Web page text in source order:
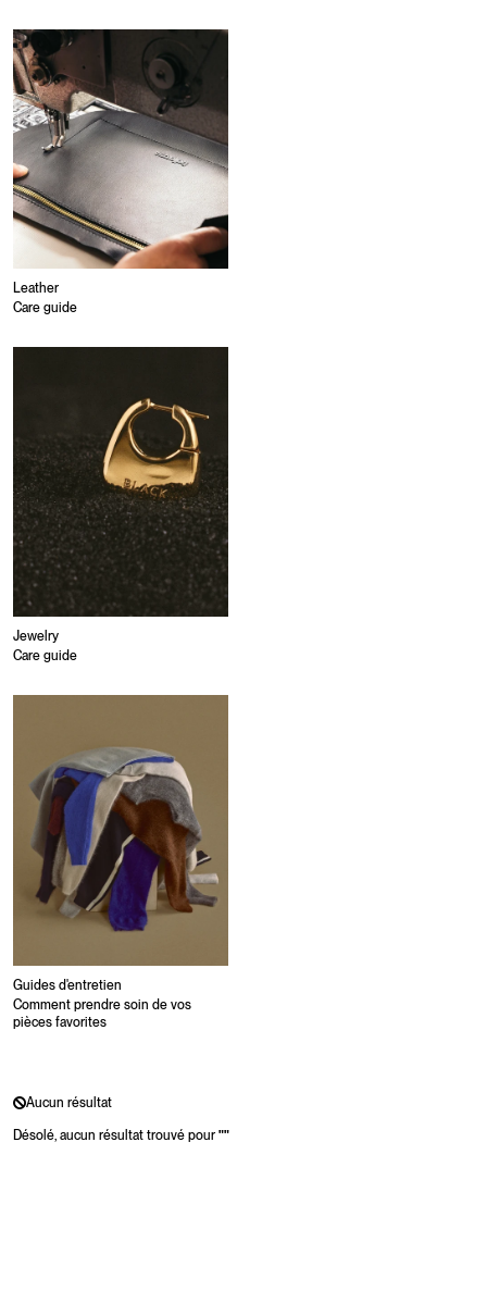
Leather
Care guide
Jewelry
Care guide
Guides d'entretien
Comment prendre soin de vos
pièces favorites
Aucun résultat
Désolé, aucun résultat trouvé pour ""